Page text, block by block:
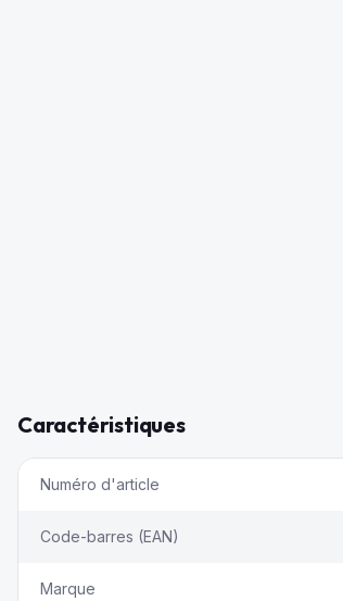
Caractéristiques
Numéro d'article
Code-barres (EAN)
Marque